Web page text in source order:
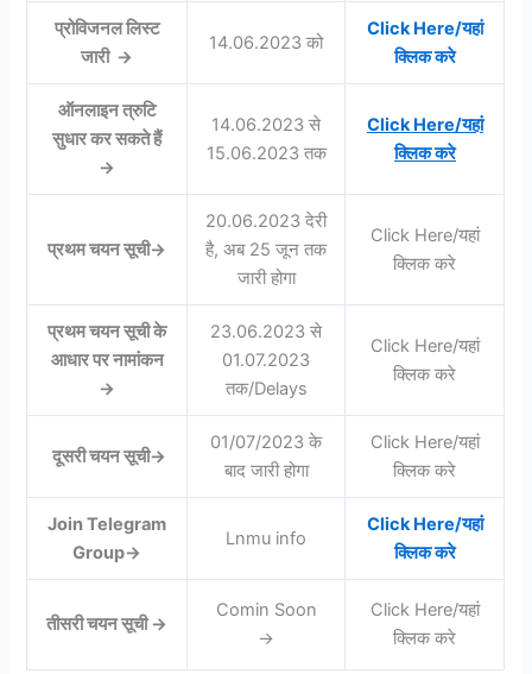
प्रोविजनल लिस्ट
जारी →
14.06.2023 को
Click Here/यहां
क्लिक करे
ऑनलाइन त्रुटि
सुधार कर सकते हैं
→
14.06.2023 से
15.06.2023 तक
Click Here/यहां
क्लिक करे
प्रथम चयन सूची→
20.06.2023 देरी
है, अब 25 जून तक
जारी होगा
Click Here/यहां
क्लिक करे
प्रथम चयन सूची के
आधार पर नामांकन
→
23.06.2023 से
01.07.2023
तक/Delays
Click Here/यहां
क्लिक करे
दूसरी चयन सूची→
01/07/2023 के
बाद जारी होगा
Click Here/यहां
क्लिक करे
Join Telegram
Group→
Lnmu info
Click Here/यहां
क्लिक करे
तीसरी चयन सूची →
Comin Soon
→
Click Here/यहां
क्लिक करे